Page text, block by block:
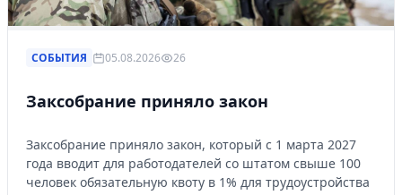
СОБЫТИЯ 05.08.2026 26
Заксобрание приняло закон
Заксобрание приняло закон, который с 1 марта 2027
года вводит для работодателей со штатом свыше 100
человек обязательную квоту в 1% для трудоустройства